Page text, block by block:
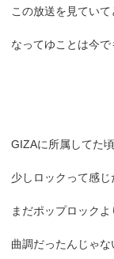
この放送を見てい
なってゆことは今で
GIZAに所属してた
少しロックって感じ
まだポップロック
曲調だったんじゃな